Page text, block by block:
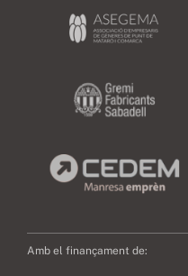
Amb el finançament de: